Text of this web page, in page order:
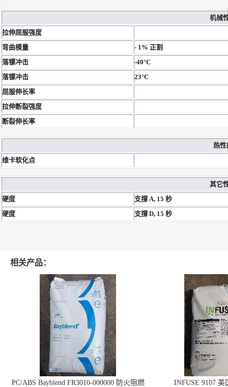
机械
拉伸屈服强度
弯曲模量
- 1% 正割
落镖冲击
-40°C
落镖冲击
23°C
屈服伸长率
拉伸断裂强度
断裂伸长率
热性
维卡软化点
其它
硬度
支撐 A, 15 秒
硬度
支撐 D, 15 秒
相关产品：
PC/ABS Bayblend FR3010-000000 防火阻燃
INFUSE 9107 美